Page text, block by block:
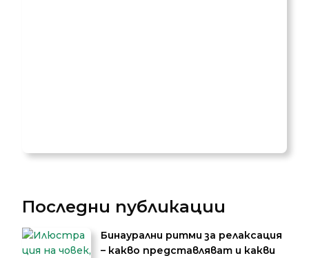
Последни публикации
Бинаурални ритми за релаксация
– какво представляват и какви